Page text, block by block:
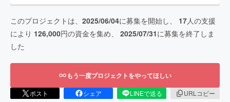
このプロジェクトは、 2025/06/04に募集を開始し、 17人の支援
により 126,000円の資金を集め、 2025/07/31に募集を終了しま
した
もう一度プロジェクトをやってほしい
ポスト シェア LINEで送る
URLコピー